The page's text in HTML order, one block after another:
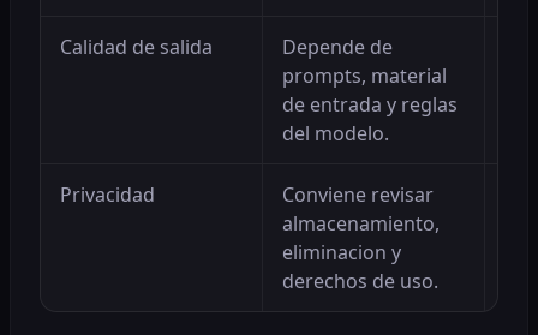
Calidad de salida
Depende de
prompts, material
de entrada y reglas
del modelo.
Privacidad
Conviene revisar
almacenamiento,
eliminacion y
derechos de uso.